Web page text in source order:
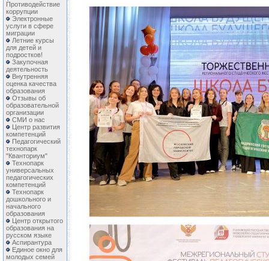
Противодействие
коррупции
Электронные
услуги в сфере
миграции
Летние курсы
для детей и
подростков!
Закупочная
деятельность
Внутренняя
оценка качества
образования
Отзывы об
образовательной
организации
СМИ о нас
Центр развития
компетенций
Педагогический
технопарк
"Кванториум"
Технопарк
универсальных
педагогических
компетенций
Технопарк
дошкольного и
начального
образования
Центр открытого
образования на
русском языке
Аспирантура
Единое окно для
молодых семей